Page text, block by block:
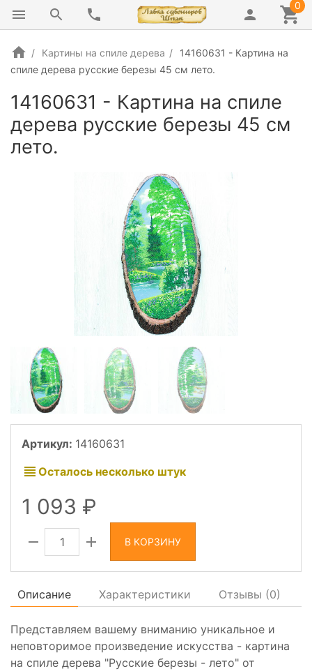
0
Картины на спиле дерева
14160631 - Картина на
спиле дерева русские березы 45 см лето.
14160631 - Картина на спиле
дерева русские березы 45 см
лето.
Артикул: 14160631
Осталось несколько штук
1 093
В КОРЗИНУ
Описание Характеристики Отзывы (0)
Представляем вашему вниманию уникальное и
неповторимое произведение искусства - картина
на спиле дерева "Русские березы - лето" от